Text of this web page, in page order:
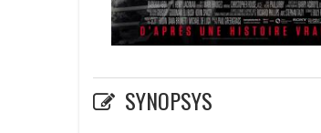
SYNOPSYS